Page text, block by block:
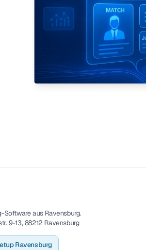
Software aus Ravensburg.
9-13, 88212 Ravensburg
Ravensburg